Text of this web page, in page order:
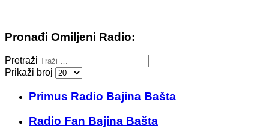
Pronađi Omiljeni Radio:
Pretraži
Prikaži broj
Primus Radio Bajina Bašta
Radio Fan Bajina Bašta